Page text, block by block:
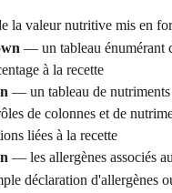
la valeur nutritive mis en
— un tableau énumérant
à la recette
— un tableau de
de colonnes et de
liées à la recette
— les allergènes associés
déclaration d'allergènes